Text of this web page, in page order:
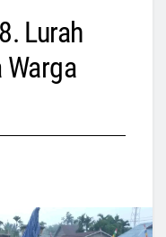
Lurah
Warga